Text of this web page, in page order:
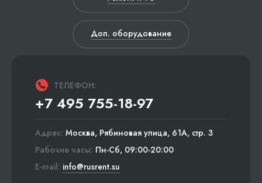
Доп. оборудование
ТЕЛЕФОН:
+7 495 755-18-97
Адрес: Москва, Рябиновая улица, 61А, стр. 3
Рабочие часы: Пн-Сб, 09:00-20:00
E-mail: info@rusrent.su